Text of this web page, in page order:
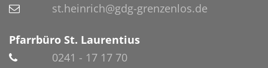
st.heinrich@gdg-grenzenlos.de
Pfarrbüro St. Laurentius
0241 - 17 17 70